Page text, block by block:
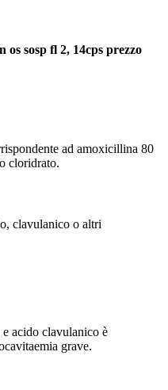
sosp fl 2, 14cps prezzo
ad amoxicillina 80
cloridrato.
clavulanico o altri
acido clavulanico è
grave.